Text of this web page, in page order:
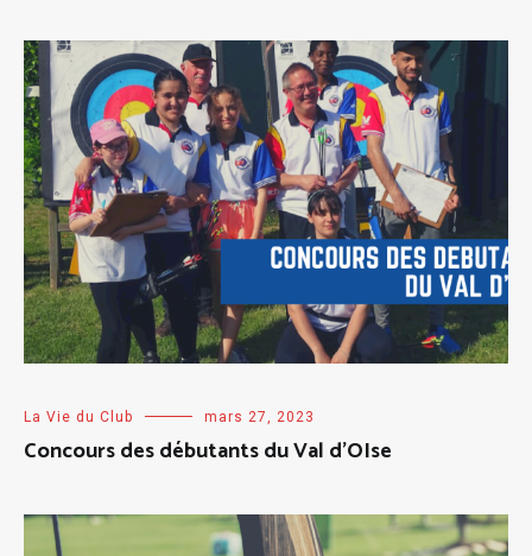
La Vie du Club mars 27, 2023
Concours des débutants du Val d’OIse